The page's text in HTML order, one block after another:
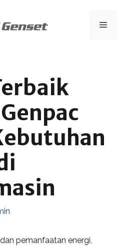
Menu
pemanfaatan energi,